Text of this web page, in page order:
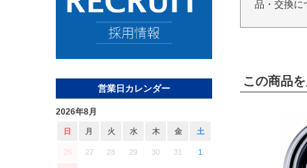
営業日カレンダー
2026年8月
日 月 火 水 木 金 土
26 27 28 29 30 31 1
品・交換に
この商品